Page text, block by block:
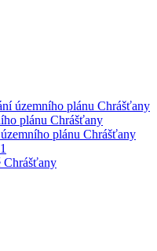
územního plánu Chrášťany
plánu Chrášťany
plánu Chrášťany
Chrášťany